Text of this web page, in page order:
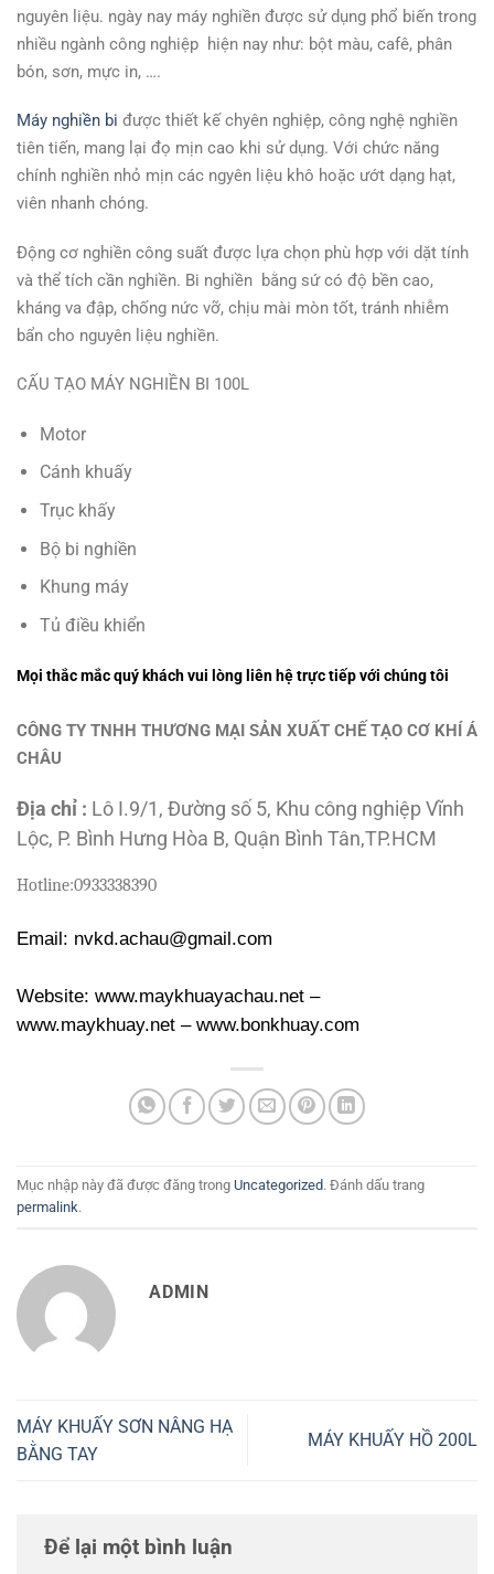
nguyên liệu. ngày nay máy nghiền được sử dụng phổ biến trong
nhiều ngành công nghiệp hiện nay như: bột màu, cafê, phân
bón, sơn, mực in, ….
Máy nghiền bi được thiết kế chyên nghiệp, công nghệ nghiền
tiên tiến, mang lại đọ mịn cao khi sử dụng. Với chức năng
chính nghiền nhỏ mịn các ngyên liệu khô hoặc ướt dạng hạt,
viên nhanh chóng.
Động cơ nghiền công suất được lựa chọn phù hợp với dặt tính
và thể tích cần nghiền. Bi nghiền bằng sứ có độ bền cao,
kháng va đập, chống nức vỡ, chịu mài mòn tốt, tránh nhiễm
bẩn cho nguyên liệu nghiền.
CẤU TẠO MÁY NGHIỀN BI 100L
Motor
Cánh khuấy
Trục khấy
Bộ bi nghiền
Khung máy
Tủ điều khiển
Mọi thắc mắc quý khách vui lòng liên hệ trực tiếp với chúng tôi
CÔNG TY TNHH THƯƠNG MẠI SẢN XUẤT CHẾ TẠO CƠ KHÍ Á
CHÂU
Địa chỉ : Lô I.9/1, Đường số 5, Khu công nghiệp Vĩnh
Lộc, P. Bình Hưng Hòa B, Quận Bình Tân,TP.HCM
Hotline:0933338390
Email: nvkd.achau@gmail.com
Website: www.maykhuayachau.net –
www.maykhuay.net – www.bonkhuay.com
Mục nhập này đã được đăng trong Uncategorized. Đánh dấu trang
permalink.
ADMIN
MÁY KHUẤY SƠN NÂNG HẠ
BẰNG TAY
MÁY KHUẤY HỒ 200L
Để lại một bình luận